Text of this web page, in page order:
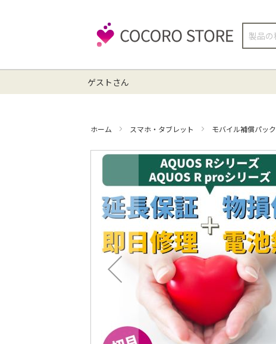
検
ゲストさん
ホーム スマホ・タブレット モバイル補償パック